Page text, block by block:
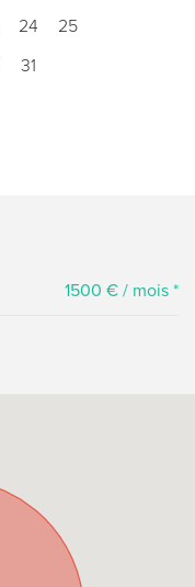
24
25
31
1500 € / mois *